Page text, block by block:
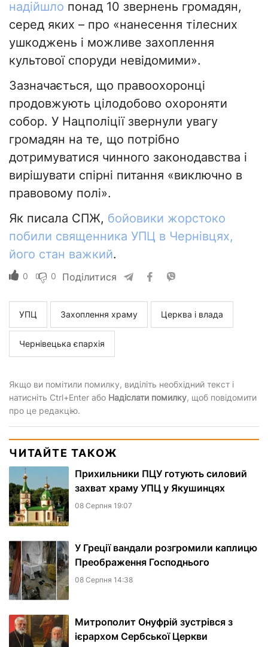
надійшло понад 10 звернень громадян,
серед яких – про «нанесення тілесних
ушкоджень і можливе захоплення
культової споруди невідомими».
Зазначається, що правоохоронці
продовжують цілодобово охороняти
собор. У Нацполіції звернули увагу
громадян на те, що потрібно
дотримуватися чинного законодавства і
вирішувати спірні питання «виключно в
правовому полі».
Як писала СПЖ, бойовики жорстоко
побили священника УПЦ в Чернівцях,
його стан важкий.
0 0 Поділитися
УПЦ Захоплення храму Церква і влада
Чернівецька єпархія
Якщо ви помітили помилку, виділіть необхідний текст і
натисніть Ctrl+Enter або Надіслати помилку, щоб повідомити
про це редакцію.
ЧИТАЙТЕ ТАКОЖ
Прихильники ПЦУ готують силовий
захват храму УПЦ у Якушинцях
08 Серпня 19:07
У Греції вандали розгромили каплицю
Преображення Господнього
08 Серпня 14:38
Митрополит Онуфрій зустрівся з
ієрархом Сербської Церкви